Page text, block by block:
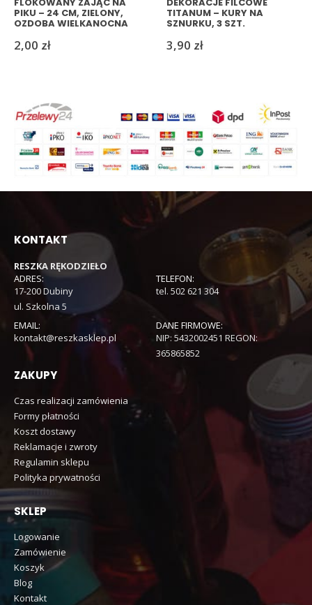
FLOKOWANY ZAJĄC NA
PIKU – 24 CM, ZIELONY,
OZDOBA WIELKANOCNA
2,00 zł
DEKORACJE FILCOWE
TITANUM – KURY NA
SZNURKU, 3 SZT.
3,90 zł
KONTAKT
RESZKA RĘKODZIEŁO
ADRES:
17-200 Dubiny
ul. Szkolna 5
TELEFON:
tel. 502 621 304
EMAIL:
kontakt@reszkasklep.pl
DANE FIRMOWE:
NIP: 5432002451 REGON:
365865852
ZAKUPY
Czas realizacji zamówienia
Formy płatności
Koszt dostawy
Reklamacje i zwroty
Regulamin sklepu
Polityka prywatności
SKLEP
Logowanie
Zamówienie
Koszyk
Blog
Kontakt